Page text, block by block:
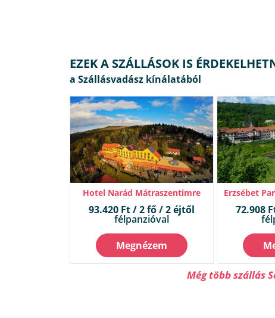
EZEK A SZÁLLÁSOK IS
Hotel Narád Mátraszentimre
93.420 Ft / 2 fő / 2 éjtől
félpanzióval
Megnézem
Erzsébet
72.908
Még több szállás